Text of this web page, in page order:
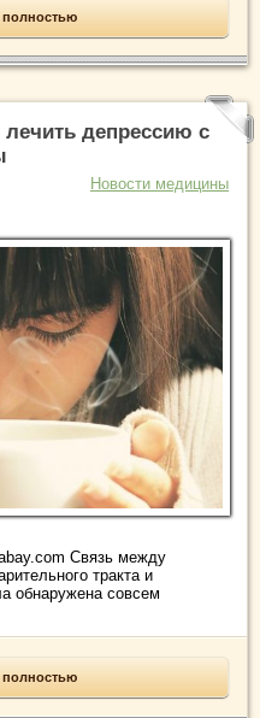
полностью
депрессию с
Новости медицины
Связь между
тракта и
обнаружена совсем
полностью